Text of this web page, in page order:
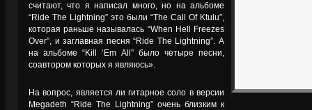
считают, что я написал много, но на альбоме
“Ride The Lightning” это были “The Call Of Ktulu”,
которая раньше называлась “When Hell Freezes
Over”, и заглавная песня “Ride The Lightning”. А
на альбоме “Kill ‘Em All” было четыре песни,
соавтором которых я являюсь».
На вопрос, является ли гитарное соло в версии
Megadeth “Ride The Lightning” очень близким к